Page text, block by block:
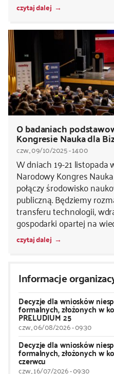
czytaj dalej
O badaniach
Kongresie Nauka dla
czw., 09/10/2025 - 14:00
W dniach 19-21 listopada
Narodowy Kongres
połączy środowisko
publiczną. Będziemy
transferu technologii,
gospodarki opartej na
czytaj dalej
Informacje
Decyzje dla wniosków
formalnych, złożonych w
PRELUDIUM 25
czw., 06/08/2026 - 09:30
Decyzje dla wniosków
formalnych, złożonych w
czerwcu
czw., 16/07/2026 - 09:30